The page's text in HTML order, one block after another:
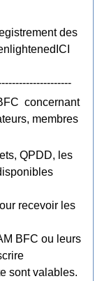
des
ICI
concernant
membres
QPDD, les
recevoir les
BFC ou leurs
sont valables.